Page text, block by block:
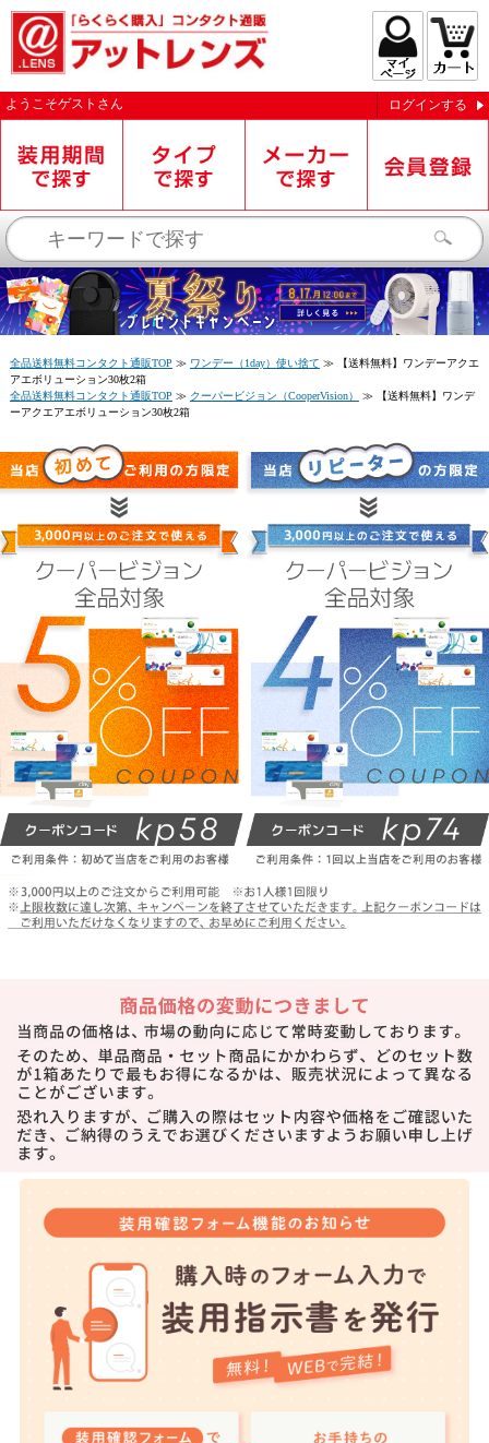
ようこそゲスト さん ログインする
全品送料無料コンタクト通販TOP ≫ ワンデー（1day）使い捨て ≫
【送料無料】ワンデーアクエ
アエボリューション30枚2箱
全品送料無料コンタクト通販TOP ≫ クーパービジョン（CooperVision） ≫
【送料無料】ワンデ
ーアクエアエボリューション30枚2箱
お知らせを受信する